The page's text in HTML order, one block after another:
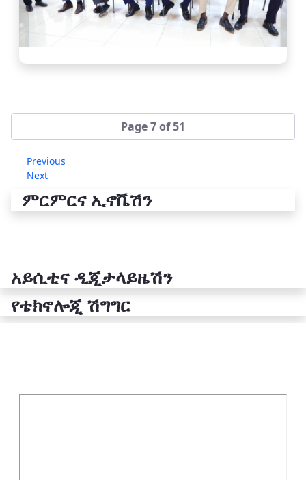
Page 7 of 51
Previous
Next
ምርምርና ኢኖቬሽን
አይሲቲና ዲጂታላይዜሽን
የቴክኖሎጂ ሽግግር